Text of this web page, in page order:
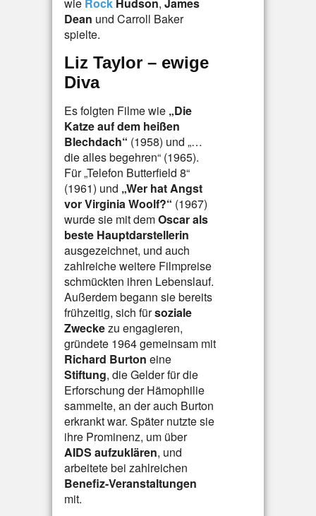
Dean und Carroll Baker
spielte.
Liz Taylor – ewige
Diva
Es folgten Filme wie „Die
Katze auf dem heißen
Blechdach“ (1958) und „…
die alles begehren“ (1965).
Für „Telefon Butterfield 8“
(1961) und „Wer hat Angst
vor Virginia Woolf?“ (1967)
wurde sie mit demOscar als
beste Hauptdarstellerin
ausgezeichnet, und auch
zahlreiche weitere Filmpreise
schmückten ihren Lebenslauf.
Außerdem begann sie bereits
frühzeitig, sich fürsoziale
Zweckezu engagieren,
gründete 1964 gemeinsam mit
Richard Burton eine
Stiftung, die Gelder für die
Erforschung der Hämophilie
sammelte, an der auch Burton
erkrankt war. Später nutzte sie
ihre Prominenz, um über
AIDS aufzuklären, und
arbeitete bei zahlreichen
Benefiz-Veranstaltungen
mit.